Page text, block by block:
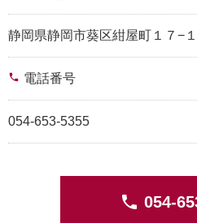
静岡県静岡市葵区紺屋町１７−１
phone 電話番号
054-653-5355
phone 054-